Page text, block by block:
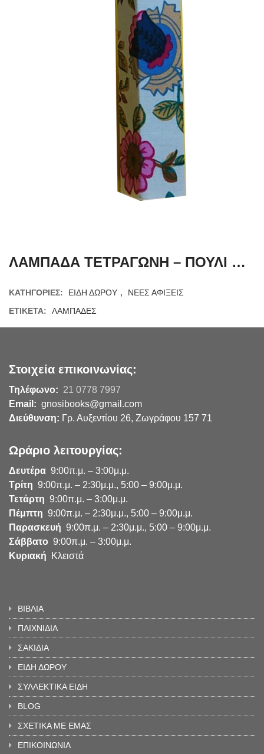
ΛΑΜΠΑΔΑ ΤΕΤΡΑΓΩΝΗ – ΠΟΥΛΙ ΚΑΡΦΙΤΣΑ 3
ΚΑΤΗΓΟΡΊΕΣ: ΕΙΔΗ ΔΩΡΟΥ ,
ΝΕΕΣ ΑΦΙΞΕΙΣ
ΕΤΙΚΈΤΑ:
ΛΑΜΠΑΔΕΣ
Στοιχεία επικοινωνίας:
Τηλέφωνο: 21 0778 7997
Email: gnosibooks@gmail.com
Διεύθυνση: Γρ. Αυξεντίου 26, Ζωγράφου 157 71
Ωράριο λειτουργίας:
Δευτέρα 9:00π.μ. – 3:00μ.μ.
Τρίτη 9:00π.μ. – 2:30μ.μ., 5:00 – 9:00μ.μ.
Τετάρτη 9:00π.μ. – 3:00μ.μ.
Πέμπτη 9:00π.μ. – 2:30μ.μ., 5:00 – 9:00μ.μ.
Παρασκευή 9:00π.μ. – 2:30μ.μ., 5:00 – 9:00μ.μ.
Σάββατο 9:00π.μ. – 3:00μ.μ.
Κυριακή Κλειστά
ΒΙΒΛΙΑ
ΠΑΙΧΝΙΔΙΑ
ΣΑΚΙΔΙΑ
ΕΙΔΗ ΔΩΡΟΥ
ΣΥΛΛΕΚΤΙΚΑ ΕΙΔΗ
BLOG
ΣΧΕΤΙΚΑ ΜΕ ΕΜΑΣ
ΕΠΙΚΟΙΝΩΝΙΑ